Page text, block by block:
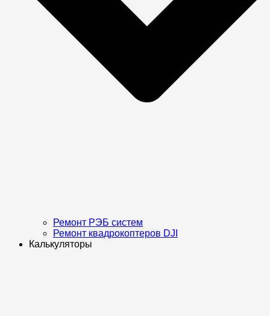
Ремонт РЭБ систем
Ремонт квадрокоптеров DJI
Калькуляторы